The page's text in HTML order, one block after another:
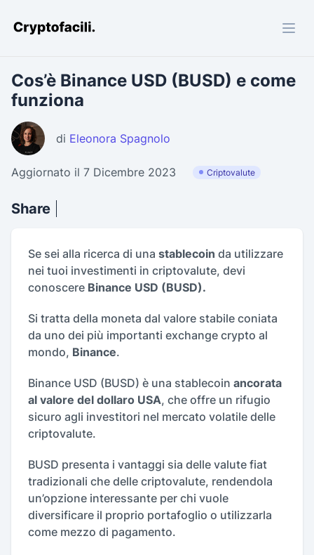
Cryptofacili.com
Cos’è Binance USD (BUSD) e come
funziona
di Eleonora Spagnolo
Aggiornato il 7 Dicembre 2023 Criptovalute
Share
Se sei alla ricerca di una stablecoin da utilizzare
nei tuoi investimenti in criptovalute, devi
conoscere Binance USD (BUSD).
Si tratta della moneta dal valore stabile coniata
da uno dei più importanti exchange crypto al
mondo, Binance.
Binance USD (BUSD) è una stablecoin ancorata
al valore del dollaro USA, che offre un rifugio
sicuro agli investitori nel mercato volatile delle
criptovalute.
BUSD presenta i vantaggi sia delle valute fiat
tradizionali che delle criptovalute, rendendola
un’opzione interessante per chi vuole
diversificare il proprio portafoglio o utilizzarla
come mezzo di pagamento.